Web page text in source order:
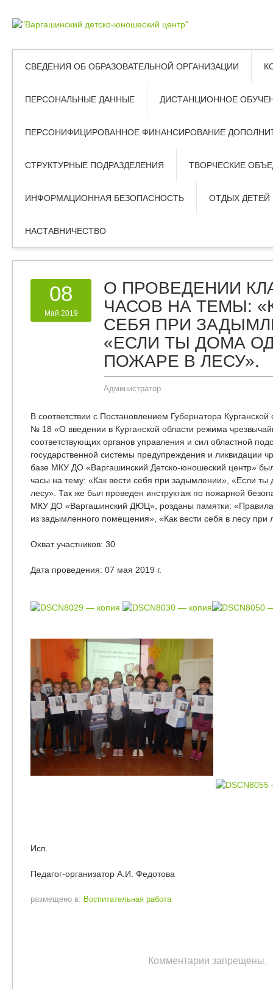
СВЕДЕНИЯ ОБ ОБРАЗОВАТЕЛЬНОЙ ОРГАНИЗАЦИИ
ПЕРСОНАЛЬНЫЕ ДАННЫЕ ДИСТАНЦИОННОЕ
ПЕРСОНИФИЦИРОВАННОЕ ФИНАНСИРОВАНИЕ
СТРУКТУРНЫЕ ПОДРАЗДЕЛЕНИЯ ТВОРЧЕСКИЕ
ИНФОРМАЦИОННАЯ БЕЗОПАСНОСТЬ ОТДЫХ ДЕТЕЙ
НАСТАВНИЧЕСТВО
08
Май 2019
О ПРОВЕДЕНИИ
ЧАСОВ НА ТЕМЫ:
СЕБЯ ПРИ
«ЕСЛИ ТЫ ДОМА
ПОЖАРЕ В ЛЕСУ».
Администратор
В соответствии с Постановлением Губернатора
№ 18 «О введении в Курганской области режима
соответствующих органов управления и сил областной
государственной системы предупреждения и ликвидации
базе МКУ ДО «Варгашинский Детско-юношеский центр»
часы на тему: «Как вести себя при задымлении», «Если
лесу». Так же был проведен инструктаж по пожарной
МКУ ДО «Варгашинский ДЮЦ», розданы памятки: «Правила
из задымленного помещения», «Как вести себя в лесу при
Охват участников: 30
Дата проведения: 07 мая 2019 г.
Исп.
Педагог-организатор А.И. Федотова
размещено в: Воспитательная работа
Комментарии запрещены.